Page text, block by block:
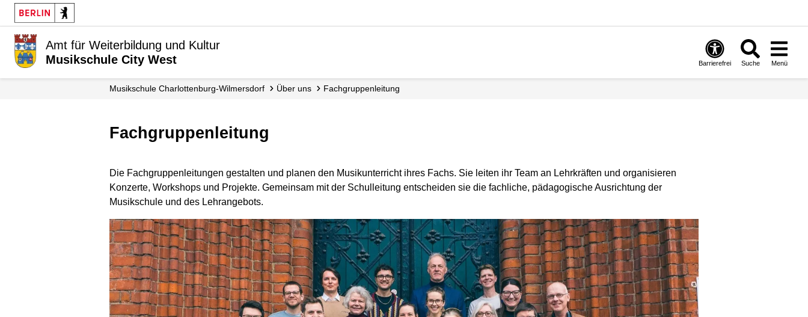
Amt für Weiterbildung und Kultur
Musikschule City West
Barrierefrei Suche Menü
Musikschule Charlottenburg-Wilmersdorf Über uns Fach­gruppen­leitung
Fachgruppenleitung
Die Fachgruppenleitungen gestalten und planen den Musikunterricht ihres Fachs. Sie leiten ihr Team an Lehrkräften und organisieren
Konzerte, Workshops und Projekte. Gemeinsam mit der Schulleitung entscheiden sie die fachliche, pädagogische Ausrichtung der
Musikschule und des Lehrangebots.